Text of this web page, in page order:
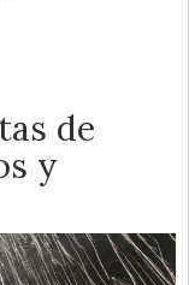
de
y